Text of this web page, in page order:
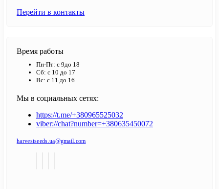
Перейти в контакты
Время работы
Пн-Пт: с 9до 18
Сб: с 10 до 17
Вс: с 11 до 16
Мы в социальных сетях:
https://t.me/+380965525032
viber://chat?number=+380635450072
harvestseeds.ua@gmail.com